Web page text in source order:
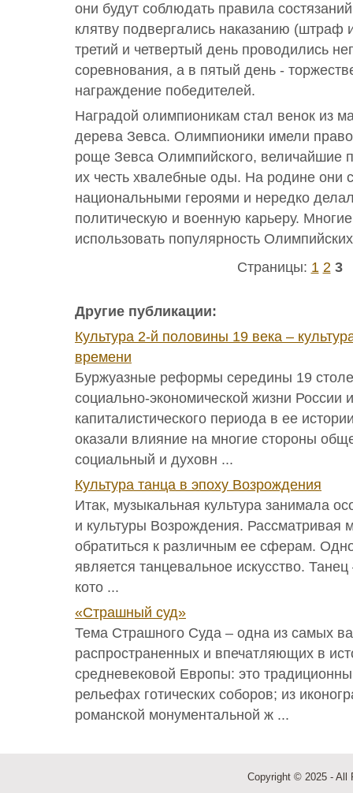
они будут соблюдать правила
клятву подвергались наказанию (штраф
третий и четвертый день проводились
соревнования, а в пятый день -
награждение победителей.
Наградой олимпионикам стал венок из
дерева Зевса. Олимпионики имели право
роще Зевса Олимпийского, величайшие
их честь хвалебные оды. На родине они
национальными героями и нередко
политическую и военную карьеру.
использовать популярность
Страницы: 1 2 3
Другие публикации:
Культура 2-й половины 19 века –
времени
Буржуазные реформы середины 19
социально-экономической жизни России
капиталистического периода в ее
оказали влияние на многие стороны
социальный и духовн ...
Культура танца в эпоху Возрождения
Итак, музыкальная культура занимала
и культуры Возрождения. Рассматривая
обратиться к различным ее сферам.
является танцевальное искусство.
кото ...
«Страшный суд»
Тема Страшного Суда – одна из самых
распространенных и впечатляющих в
средневековой Европы: это
рельефах готических соборов; из
романской монументальной ж ...
Copyright © 2025 - All